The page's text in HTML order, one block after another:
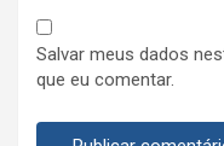
Salvar meus dados
que eu comentar.